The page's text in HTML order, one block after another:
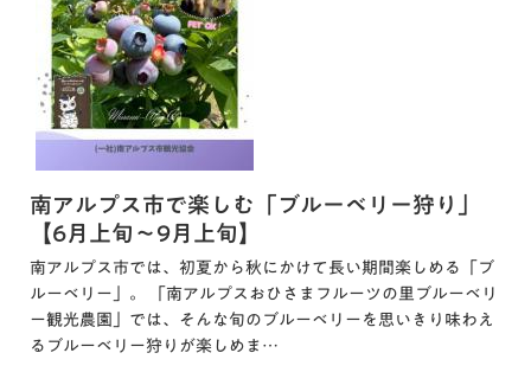
南アルプス市で楽しむ「ブルーベリー狩り」
【6月上旬～9月上旬】
南アルプス市では、初夏から秋にかけて長い期間楽しめる「ブ
ルーベリー」。 「南アルプスおひさまフルーツの里ブルーベリ
ー観光農園」では、そんな旬のブルーベリーを思いきり味わえ
るブルーベリー狩りが楽しめま…